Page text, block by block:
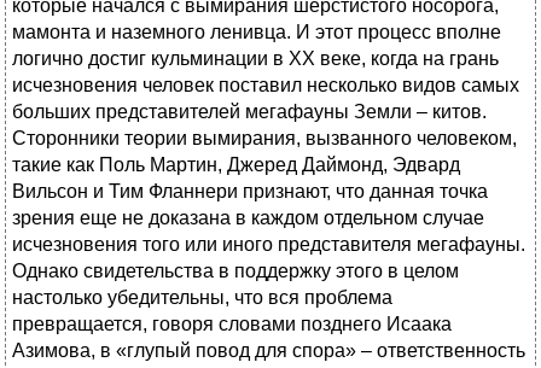
которые начался с вымирания шерстистого носорога,
мамонта и наземного ленивца. И этот процесс вполне
логично достиг кульминации в ХХ веке, когда на грань
исчезновения человек поставил несколько видов самых
больших представителей мегафауны Земли – китов.
Сторонники теории вымирания, вызванного человеком,
такие как Поль Мартин, Джеред Даймонд, Эдвард
Вильсон и Тим Фланнери признают, что данная точка
зрения еще не доказана в каждом отдельном случае
исчезновения того или иного представителя мегафауны.
Однако свидетельства в поддержку этого в целом
настолько убедительны, что вся проблема
превращается, говоря словами позднего Исаака
Азимова, в «глупый повод для спора» – ответственность